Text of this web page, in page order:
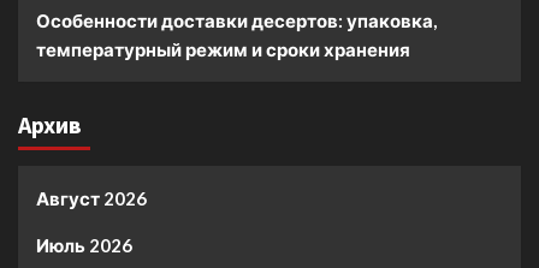
Особенности доставки десертов: упаковка,
температурный режим и сроки хранения
Архив
Август 2026
Июль 2026